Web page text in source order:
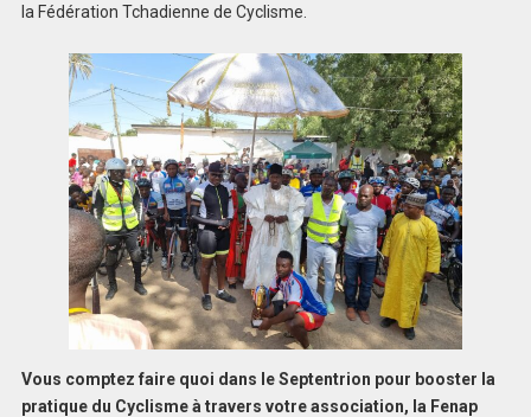
la Fédération Tchadienne de Cyclisme.
Vous comptez faire quoi dans le Septentrion pour booster la
pratique du Cyclisme à travers votre association, la Fenap